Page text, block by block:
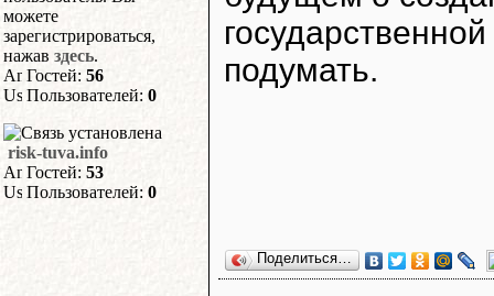
можете
зарегистрироваться,
нажав здесь.
Гостей: 56
Пользователей: 0
risk-tuva.info
Гостей: 53
Пользователей: 0
подумать.
Поделиться…